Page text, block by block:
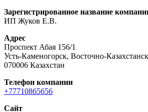
Зарегистрированное название
ИП Жуков Е.В.
Адрес
Проспект Абая 156/1
Усть-Каменогорск, Восточно-
070006 Казахстан
Телефон компании
+77710865656
Сайт